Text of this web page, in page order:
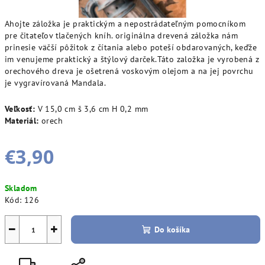
Ahojte záložka je praktickým a nepostrádateľným pomocníkom
pre čitateľov tlačených kníh. originálna drevená záložka nám
prinesie väčší pôžitok z čítania alebo poteší obdarovaných, keďže
im venujeme praktický a štýlový darček.Táto založka je vyrobená z
orechového dreva je ošetrená voskovým olejom a na jej povrchu
je vygravírovaná Mandala.
Veľkosť: V 15,0 cm š 3,6 cm H 0,2 mm
Materiál: orech
€3,90
cena:
Skladom
Kód: 126
+
− Do košíka